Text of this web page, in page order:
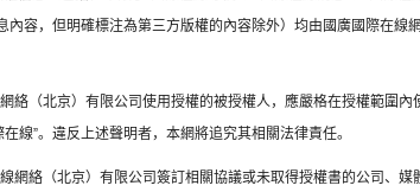
內容，但明確標注為第三方版權的內容除外）均由國廣國際在線
絡（北京）有限公司使用授權的被授權人，應嚴格在授權範圍內
線”。違反上述聲明者，本網將追究其相關法律責任。
網絡（北京）有限公司簽訂相關協議或未取得授權書的公司、媒